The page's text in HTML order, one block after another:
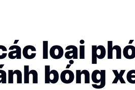
loại
bóng